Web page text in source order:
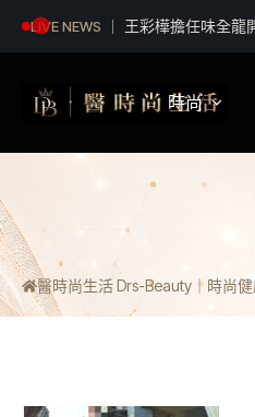
LIVE NEWS
【百工達人】 從
共學平台
時尚
影視娛樂
潮流趨勢
醫時尚生活 Drs-Beauty｜時尚